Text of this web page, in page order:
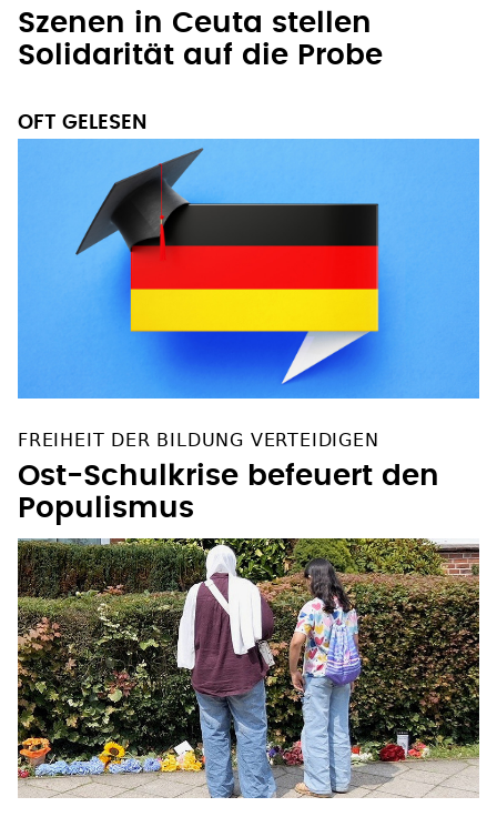
Szenen in Ceuta stellen
Solidarität auf die Probe
OFT GELESEN
FREIHEIT DER BILDUNG VERTEIDIGEN
Ost-Schulkrise befeuert den
Populismus